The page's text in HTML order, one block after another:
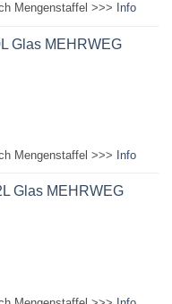
Mengenstaffel >>>
Info
Glas MEHRWEG
Mengenstaffel >>>
Info
Glas MEHRWEG